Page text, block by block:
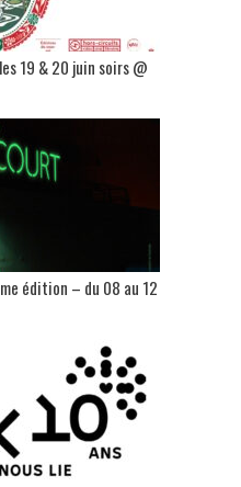
19 & 20 juin soirs @
édition – du 08 au 12